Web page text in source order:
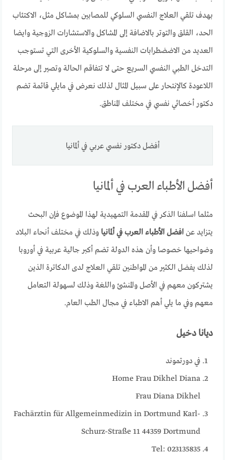
بهدف تلقي العلاج النفسي السلوكي للمصابين بمشاكل مثل، الاكتئاب
الحد، القلق والتوتر بالاضافة إلى المشاكل والاستشارات الزوجية وايضا
العديد من الاضضطرابات النفسية والسلوكية الأخرى التي تستوجب
التدخل الطبي النفسي السريع حتى لا تتفاقم الحالة وتصير إلى مرحلة
اللاعودة كالإنتحار على سبيل المثال لذلك نعرض في مايلي قائمة تضم
دكتور أخصائي نفسي في مختلف المناطق.
أفضل دكتور نفسي عربي في ألمانيا
أفضل الأطباء العرب في ألمانيا
مثلما اسلفنا الذكر في المقدمة التمهيدية لهذا الموضوع فإن البحث
يتزايد عنافضل الأطباء العرب في ألمانيا وذلك في مختلف أنحاء البلاد
وضواحيها خصوصا وأن هذه الدولة تضم أكبر جالية عربية في أوروبا
لذلك يفضل الكثير من المواطنين تلقي العلاج لدى الدكاترة الذين
يشتركون معهم في الأصل والمنشئ واللغة وذلك لسهولة التعامل
معهم وفي ما يلي أهم الاطباء في مجال الطب العام.
ديانا دخيل
في دورتموند
Home Frau Dikhel Diana
Frau Diana Dikhel
Fachärztin für Allgemeinmedizin in Dortmund Karl-
Schurz-Straße 11 44359 Dortmund
Tel: 023135835